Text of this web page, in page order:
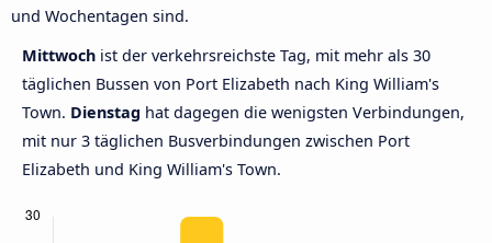
und Wochentagen sind.
Mittwoch ist der verkehrsreichste Tag, mit mehr als 30
täglichen Bussen von Port Elizabeth nach King William's
Town. Dienstag hat dagegen die wenigsten Verbindungen,
mit nur 3 täglichen Busverbindungen zwischen Port
Elizabeth und King William's Town.